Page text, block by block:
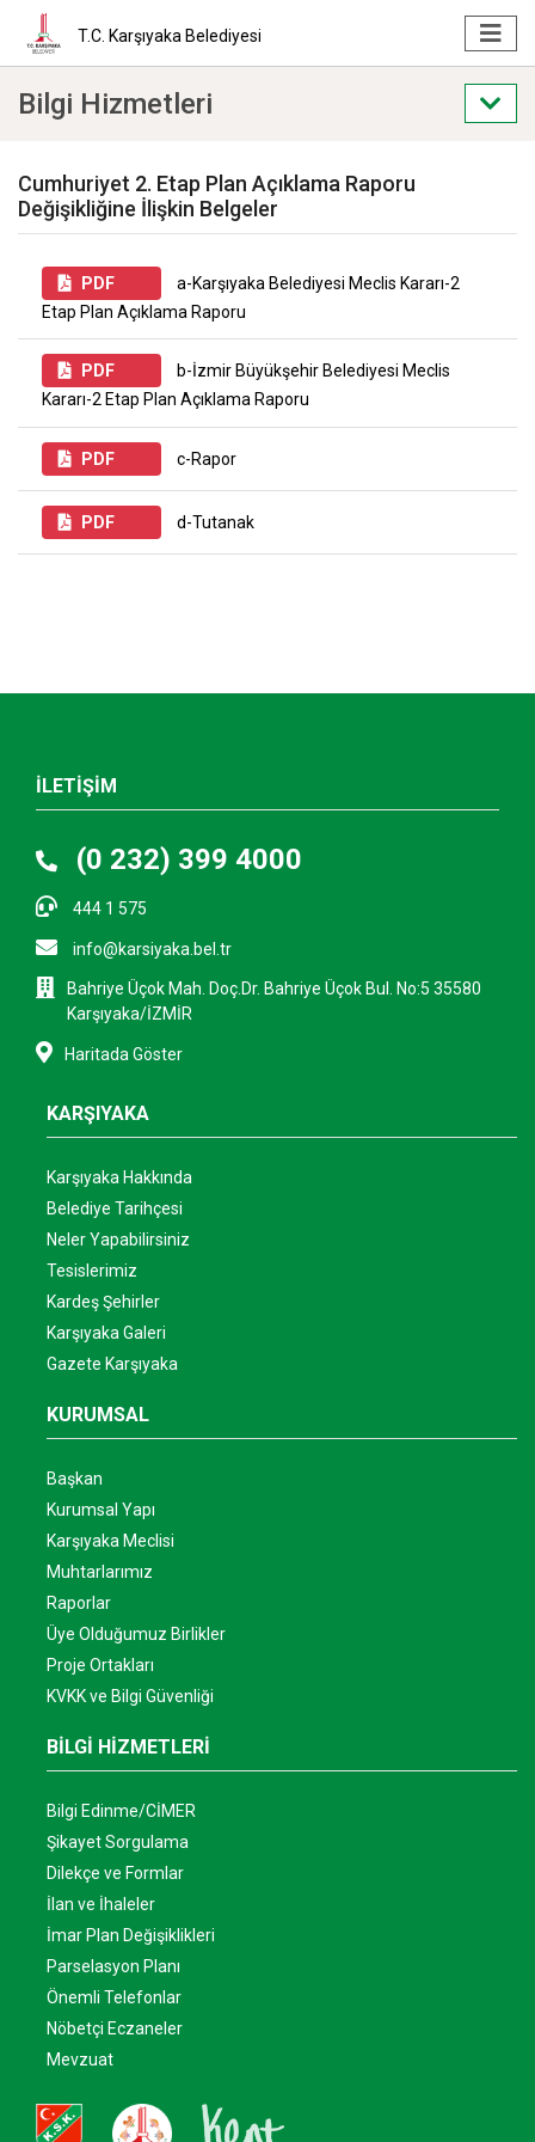
T.C. Karşıyaka Belediyesi
Bilgi Hizmetleri
Cumhuriyet 2. Etap Plan Açıklama Raporu
Değişikliğine İlişkin Belgeler
PDF
a-Karşıyaka Belediyesi Meclis Kararı-2
Etap Plan Açıklama Raporu
PDF
b-İzmir Büyükşehir Belediyesi Meclis
Kararı-2 Etap Plan Açıklama Raporu
PDF c-Rapor
PDF d-Tutanak
İLETİŞİM
(0 232) 399 4000
444 1 575
info@karsiyaka.bel.tr
Bahriye Üçok Mah. Doç.Dr. Bahriye Üçok Bul. No:5 35580
Karşıyaka/İZMİR
Haritada Göster
KARŞIYAKA
Karşıyaka Hakkında
Belediye Tarihçesi
Neler Yapabilirsiniz
Tesislerimiz
Kardeş Şehirler
Karşıyaka Galeri
Gazete Karşıyaka
KURUMSAL
Başkan
Kurumsal Yapı
Karşıyaka Meclisi
Muhtarlarımız
Raporlar
Üye Olduğumuz Birlikler
Proje Ortakları
KVKK ve Bilgi Güvenliği
BİLGİ HİZMETLERİ
Bilgi Edinme/CİMER
Şikayet Sorgulama
Dilekçe ve Formlar
İlan ve İhaleler
İmar Plan Değişiklikleri
Parselasyon Planı
Önemli Telefonlar
Nöbetçi Eczaneler
Mevzuat